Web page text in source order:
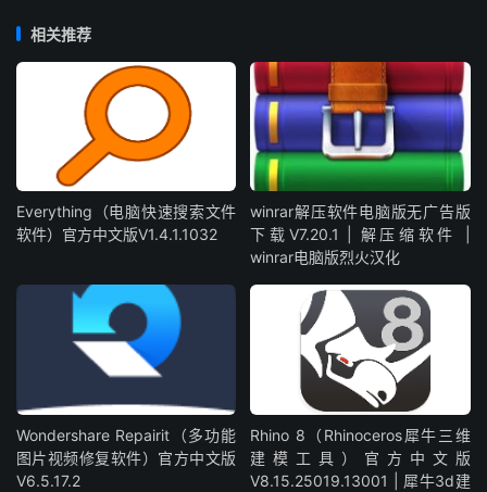
相关推荐
Everything（电脑快速搜索文件
软件）官方中文版V1.4.1.1032
winrar解压软件电脑版无广告版
下载V7.20.1 | 解压缩软件 |
winrar电脑版烈火汉化
Wondershare Repairit（多功能
图片视频修复软件）官方中文版
V6.5.17.2
Rhino 8（Rhinoceros犀牛三维
建模工具）官方中文版
V8.15.25019.13001 | 犀牛3d建